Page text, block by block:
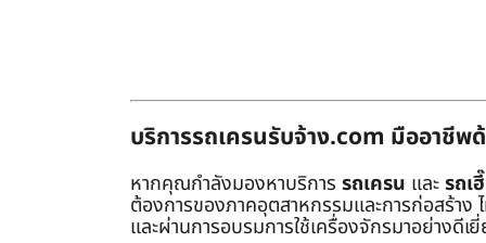
บริการรถเครนรับจ้าง.com มืออาชี
หากคุณกำลังมองหาบริการ รถเครน และรถเ
ต้องการของภาคอุตสาหกรรมและการก่อสร้า
และผ่านการอบรมการใช้เครื่องจักรมาอย่างดีเ